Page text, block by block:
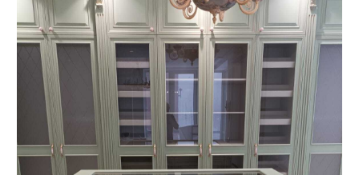
до установки. За годы работы реализовали сотни
проектов, поэтому точно понимаем, как сделать
мебель, которая будет удобной в использовании
и прослужит долгие годы. Подходим к задаче
системно: учитываем планировку, потребности
и бюджет клиента. Перед запуском показываем
проект и фиксируем стоимость — вы заранее
понимаете результат и не сталкиваетесь
с неожиданными расходами.
Оформляйте заказ по телефону: +7 (495) 744 74 20.
Наши специалисты проконсультируют Вас по всем
интересующим вопросам, а также помогут
составить дизайн-проект и подобрать все